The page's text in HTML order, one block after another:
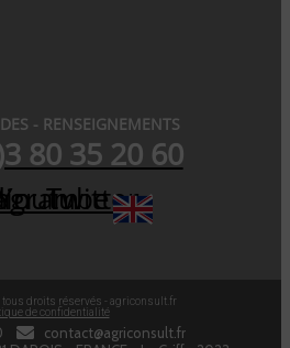
- RENSEIGNEMENTS
80 35 20 60
Twitter
droits réservés - agriconsult.fr
de confidentialité
contact@agriconsult.fr